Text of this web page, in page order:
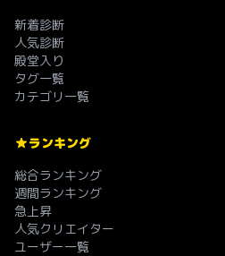
新着診断
人気診断
殿堂入り
タグ一覧
カテゴリ一覧
ランキング
総合ランキング
週間ランキング
急上昇
人気クリエイター
ユーザー一覧